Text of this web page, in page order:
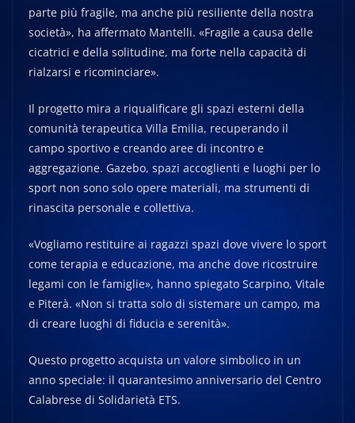
parte più fragile, ma anche più resiliente della nostra
società», ha affermato Mantelli. «Fragile a causa delle
cicatrici e della solitudine, ma forte nella capacità di
rialzarsi e ricominciare».
Il progetto mira a riqualificare gli spazi esterni della
comunità terapeutica Villa Emilia, recuperando il
campo sportivo e creando aree di incontro e
aggregazione. Gazebo, spazi accoglienti e luoghi per lo
sport non sono solo opere materiali, ma strumenti di
rinascita personale e collettiva.
«Vogliamo restituire ai ragazzi spazi dove vivere lo sport
come terapia e educazione, ma anche dove ricostruire
legami con le famiglie», hanno spiegato Scarpino, Vitale
e Piterà. «Non si tratta solo di sistemare un campo, ma
di creare luoghi di fiducia e serenità».
Questo progetto acquista un valore simbolico in un
anno speciale: il quarantesimo anniversario del Centro
Calabrese di Solidarietà ETS.